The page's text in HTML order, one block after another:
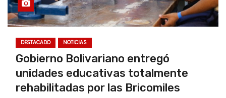
DESTACADO NOTICIAS
Gobierno Bolivariano entregó
unidades educativas totalmente
rehabilitadas por las Bricomiles